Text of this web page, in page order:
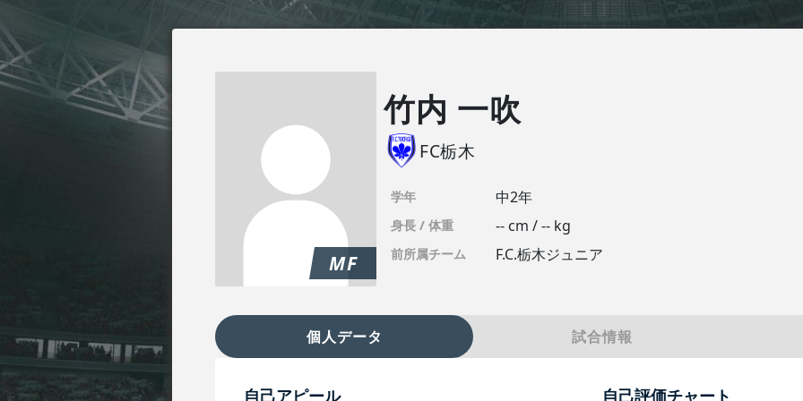
MF
竹内 一吹
FC栃木
学年 中2年
身長 / 体重 -- cm / -- kg
前所属チーム F.C.栃木ジュニア
個人データ 試合情報
自己アピール 自己評価チャート